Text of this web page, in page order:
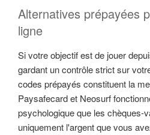
Alternatives prépayées
ligne
Si votre objectif est de jouer
gardant un contrôle strict sur
codes prépayés constituent la
Paysafecard et Neosurf
psychologique que les chèques-
uniquement l'argent que vous